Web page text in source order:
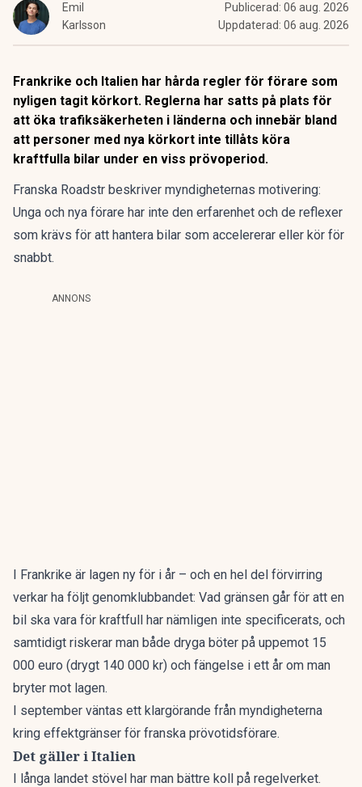
Emil
Karlsson
Publicerad: 06 aug. 2026
Uppdaterad: 06 aug. 2026
Frankrike och Italien har hårda regler för förare som
nyligen tagit körkort. Reglerna har satts på plats för
att öka trafiksäkerheten i länderna och innebär bland
att personer med nya körkort inte tillåts köra
kraftfulla bilar under en viss prövoperiod.
Franska Roadstr beskriver myndigheternas motivering:
Unga och nya förare har inte den erfarenhet och de reflexer
som krävs för att hantera bilar som accelererar eller kör för
snabbt.
ANNONS
I Frankrike är lagen ny för i år – och en hel del förvirring
verkar ha följt genomklubbandet: Vad gränsen går för att en
bil ska vara för kraftfull har nämligen inte specificerats, och
samtidigt riskerar man både dryga böter på uppemot 15
000 euro (drygt 140 000 kr) och fängelse i ett år om man
bryter mot lagen.
I september väntas ett klargörande från myndigheterna
kring effektgränser för franska prövotidsförare.
Det gäller i Italien
I långa landet stövel har man bättre koll på regelverket.